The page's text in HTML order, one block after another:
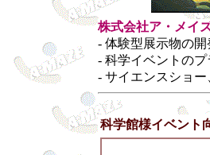
株式会社ア・メイ
- 体験型展示物の
- 科学イベントの
- サイエンスショ
科学館様イベント